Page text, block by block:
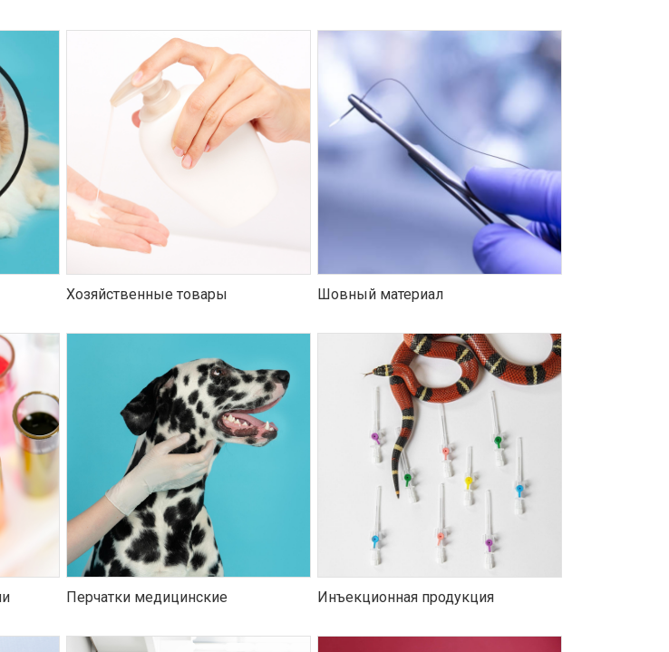
Хозяйственные товары Шовный материал
Перчатки медицинские Инъекционная продукция